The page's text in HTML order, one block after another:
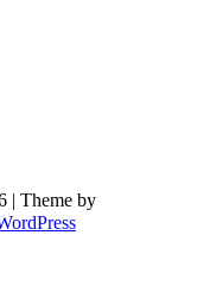
| Theme by